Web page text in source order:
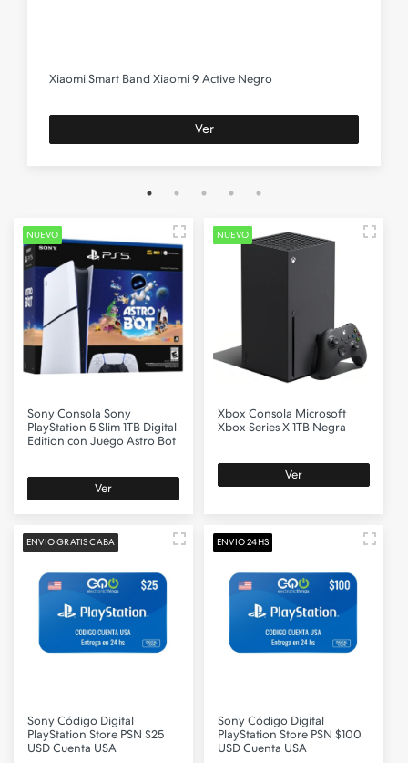
Xiaomi Smart Band Xiaomi 9 Active Negro
Ver
NUEVO
Sony Consola Sony
PlayStation 5 Slim 1TB Digital
Edition con Juego Astro Bot
Ver
NUEVO
Xbox Consola Microsoft
Xbox Series X 1TB Negra
Ver
ENVIO GRATIS CABA
Sony Código Digital
PlayStation Store PSN $25
USD Cuenta USA
ENVIO 24HS
Sony Código Digital
PlayStation Store PSN $100
USD Cuenta USA